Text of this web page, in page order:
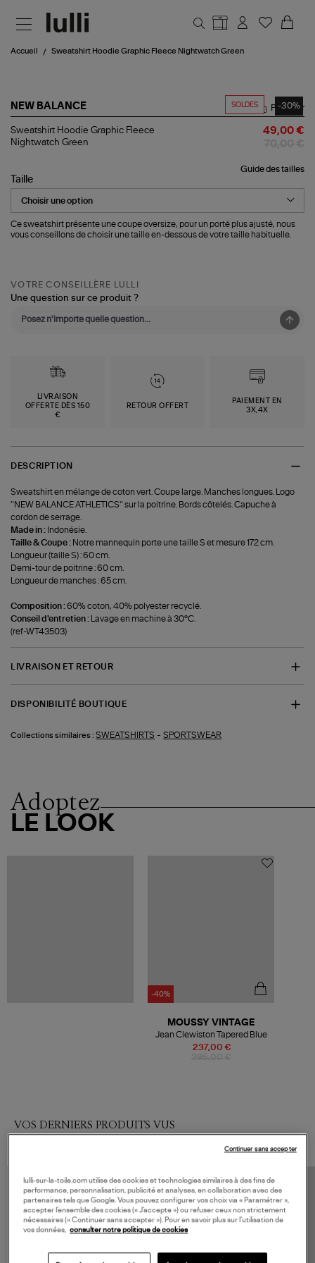
Accueil Sweatshirt Hoodie Graphic Fleece Nightwatch Green
SOLDES -30%
NEW BALANCE
Sweatshirt
Hoodie
Graphic
Nightwatch
Green
Partager
Sweatshirt Hoodie Graphic Fleece
Nightwatch Green
49,00 €
Guide des tailles
Taille
Ce sweatshirt présente une coupe oversize, pour un porté plus ajusté, nous
vous conseillons de choisir une taille en-dessous de votre taille habituelle.
VOTRE CONSEILLÈRE LULLI
Une question sur ce produit ?
LIVRAISON
OFFERTE DÈS 150
€
RETOUR OFFERT
PAIEMENT EN
3X,4X
DESCRIPTION
Sweatshirt en mélange de coton vert. Coupe large. Manches longues. Logo
"NEW BALANCE ATHLETICS" sur la poitrine. Bords côtelés. Capuche à
cordon de serrage.
Made in : Indonésie.
Taille & Coupe : Notre mannequin porte une taille S et mesure 172 cm.
Longueur (taille S) : 60 cm.
Demi-tour de poitrine : 60 cm.
Longueur de manches : 65 cm.
Composition :60% coton, 40% polyester recyclé.
Conseil d'entretien :
Lavage en machine à 30°C.
(ref-WT43503)
LIVRAISON ET RETOUR
DISPONIBILITÉ BOUTIQUE
Collections similaires : SWEATSHIRTS -SPORTSWEAR
Adoptez
LE LOOK
-40%
237,00 €
MOUSSY VINTAGE
Jean Clewiston Tapered Blue
VOS DERNIERS PRODUITS VUS
lulli-sur-la-toile.com utilise des cookies et technologies similaires à des fins de
performance, personnalisation, publicité et analyses, en collaboration avec des
partenaires tels que Google. Vous pouvez configurer vos choix via « Paramétrer »,
accepter l’ensemble des cookies (« J’accepte ») ou refuser ceux non strictement
nécessaires (« Continuer sans accepter »). Pour en savoir plus sur l’utilisation de
vos données, consulter notre politique de cookies
Continuer sans accepter